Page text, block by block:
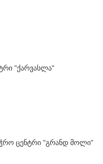
"ქარვასლა"
ცენტრი "გრანდ მოლი"